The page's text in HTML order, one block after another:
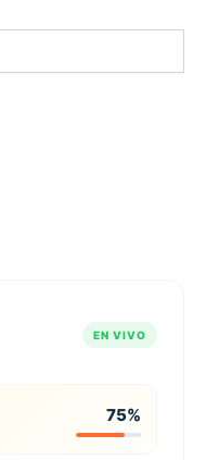
EN VIVO
75%